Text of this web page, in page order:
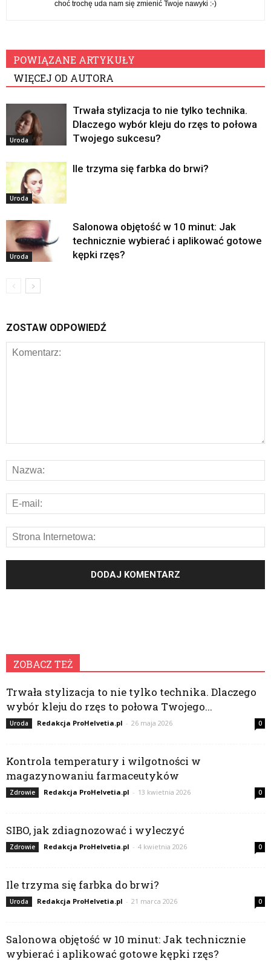
choć trochę uda nam się zmienić Twoje nawyki :-)
POWIĄZANE ARTYKUŁY
WIĘCEJ OD AUTORA
Uroda
Trwała stylizacja to nie tylko technika.
Dlaczego wybór kleju do rzęs to połowa
Twojego sukcesu?
Uroda
Ile trzyma się farbka do brwi?
Uroda
Salonowa objętość w 10 minut: Jak
technicznie wybierać i aplikować gotowe
kępki rzęs?
ZOSTAW ODPOWIEDŹ
ZOBACZ TEŻ
Trwała stylizacja to nie tylko technika. Dlaczego
wybór kleju do rzęs to połowa Twojego...
Uroda Redakcja ProHelvetia.pl - 26 maja 2026 0
Kontrola temperatury i wilgotności w
magazynowaniu farmaceutyków
Zdrowie Redakcja ProHelvetia.pl - 13 kwietnia 2026 0
SIBO, jak zdiagnozować i wyleczyć
Zdrowie Redakcja ProHelvetia.pl - 4 kwietnia 2026 0
Ile trzyma się farbka do brwi?
Uroda Redakcja ProHelvetia.pl - 21 marca 2026 0
Salonowa objętość w 10 minut: Jak technicznie
wybierać i aplikować gotowe kępki rzęs?